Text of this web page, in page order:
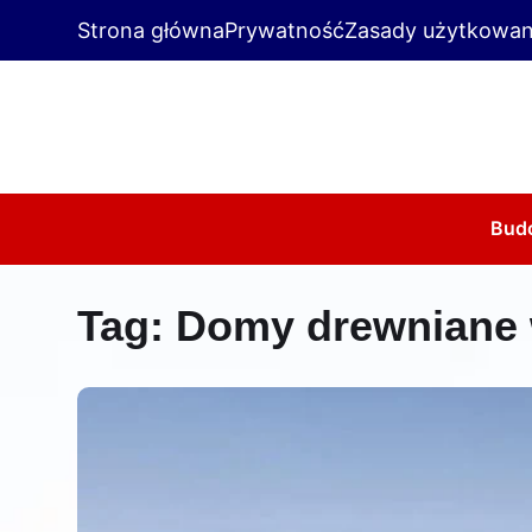
Strona głównaPrywatnośćZasady
Tag: Domy